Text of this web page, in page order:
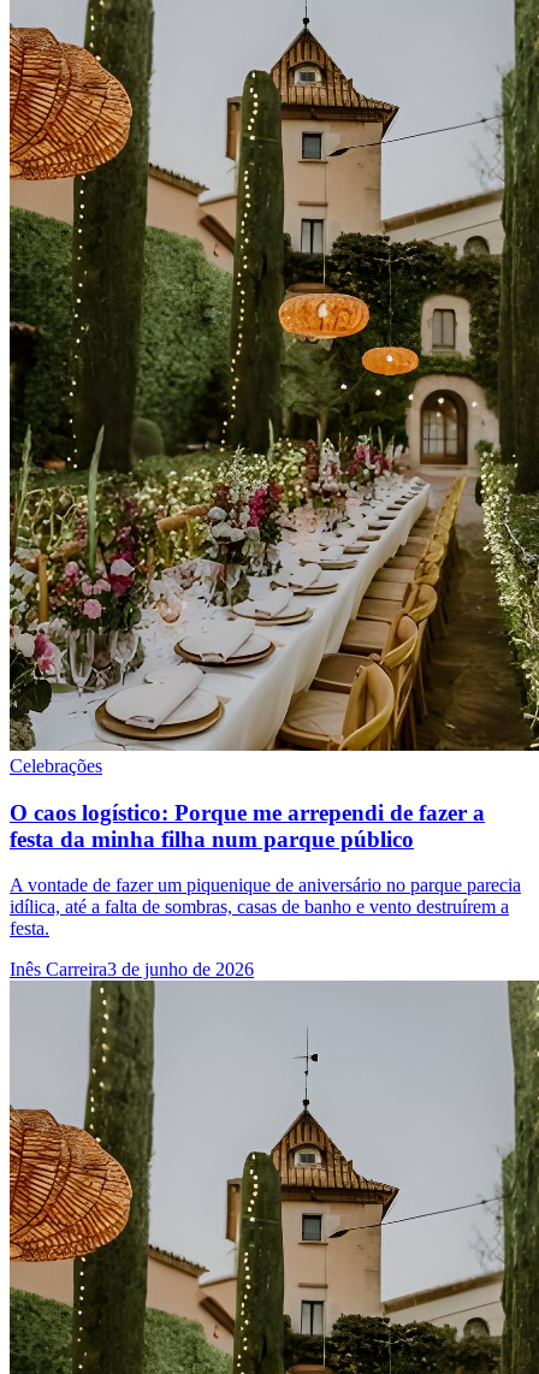
Celebrações
O caos logístico: Porque me arrependi de fazer a
festa da minha filha num parque público
A vontade de fazer um piquenique de aniversário no parque parecia
idílica, até a falta de sombras, casas de banho e vento destruírem a
festa.
Inês Carreira3 de junho de 2026